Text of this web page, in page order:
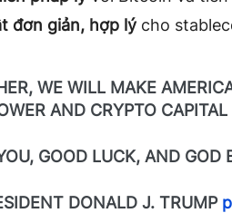
đơn giản, hợp lýcho
WE WILL MAKE
AND CRYPTO
GOOD LUCK, AND GOD
DONALD J. TRUMP